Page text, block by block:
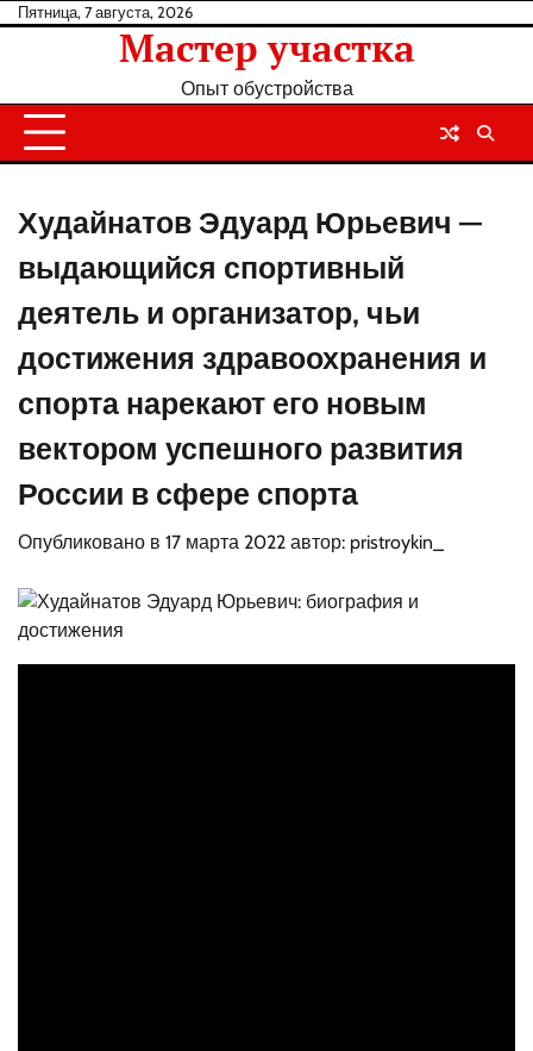
Перейти
Пятница, 7 августа, 2026
Мастер участка
Опыт обустройства
Худайнатов Эдуард Юрьевич —
выдающийся спортивный
деятель и организатор, чьи
достижения здравоохранения и
спорта нарекают его новым
вектором успешного развития
России в сфере спорта
Опубликовано в 17 марта 2022 автор: pristroykin_